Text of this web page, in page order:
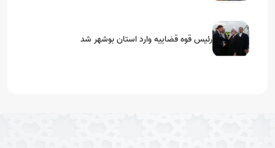
رئیس قوه قضاییه وارد استان بوشهر شد